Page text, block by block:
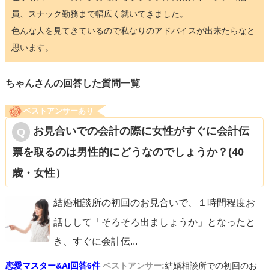
員、スナック勤務まで幅広く就いてきました。
色んな人を見てきているので私なりのアドバイスが出来たらなと
思います。
ちゃんさんの回答した質問一覧
ベストアンサーあり
お見合いでの会計の際に女性がすぐに会計伝
票を取るのは男性的にどうなのでしょうか？(40
歳・女性）
結婚相談所の初回のお見合いで、１時間程度お
話しして「そろそろ出ましょうか」となったと
き、すぐに会計伝...
恋愛マスター&AI回答6件 ベストアンサー:結婚相談所での初回のお